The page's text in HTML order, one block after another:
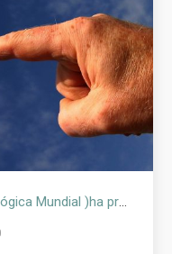
La OMM (Organización Meteorológica Mundial )ha presentado el informe final sobre el estado del clima mundial en 2019, que confirma que los impactos y señales del cambio climático se están incrementando